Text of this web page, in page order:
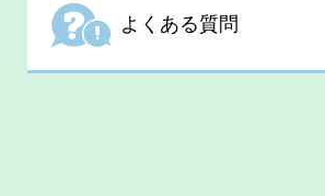
よくある質問